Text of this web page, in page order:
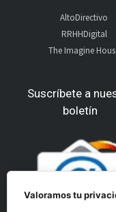
AltoDirectivo
RRHHDigital
The Imagine
Suscríbete a
boletín
Valoramos tu